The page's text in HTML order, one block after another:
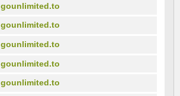
gounlimited.to
gounlimited.to
gounlimited.to
gounlimited.to
gounlimited.to